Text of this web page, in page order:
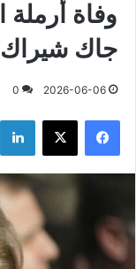
وفاة
جاك شيراك
2026-06-06
0
فيسبوك X